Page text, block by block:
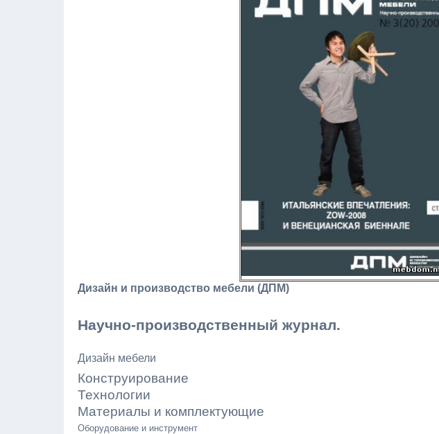
Дизайн и производство мебели (ДПМ)
Научно-производственный журнал.
Дизайн мебели
Конструирование
Технологии
Материалы и комплектующие
Оборудование и инструмент